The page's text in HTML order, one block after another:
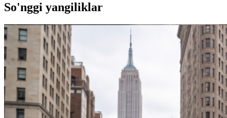
So'nggi yangiliklar